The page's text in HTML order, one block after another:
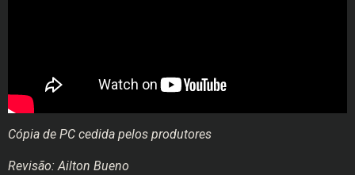
Cópia de PC cedida pelos produtores
Revisão: Ailton Bueno